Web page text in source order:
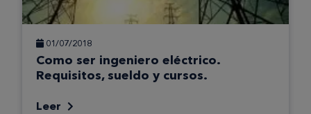
01/07/2018
Como ser ingeniero eléctrico.
Requisitos, sueldo y cursos.
Leer